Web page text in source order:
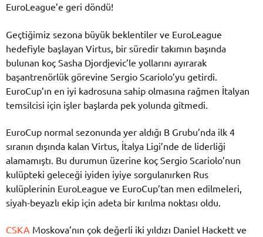
EuroLeague’e geri döndü!
Geçtiğimiz sezona büyük beklentiler ve EuroLeague
hedefiyle başlayan Virtus, bir süredir takımın başında
bulunan koç Sasha Djordjevic’le yollarını ayırarak
başantrenörlük görevine Sergio Scariolo’yu getirdi.
EuroCup’ın en iyi kadrosuna sahip olmasına rağmen İtalyan
temsilcisi için işler başlarda pek yolunda gitmedi.
EuroCup normal sezonunda yer aldığı B Grubu’nda ilk 4
sıranın dışında kalan Virtus, İtalya Ligi’nde de liderliği
alamamıştı. Bu durumun üzerine koç Sergio Scariolo’nun
kulüpteki geleceği iyiden iyiye sorgulanırken Rus
kulüplerinin EuroLeague ve EuroCup’tan men edilmeleri,
siyah-beyazlı ekip için adeta bir kırılma noktası oldu.
CSKA Moskova’nın çok değerli iki yıldızı Daniel Hackett ve